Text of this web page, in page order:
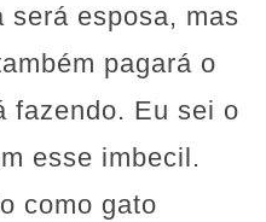
será esposa, mas
pagará o
fazendo. Eu sei o
esse imbecil.
como gato